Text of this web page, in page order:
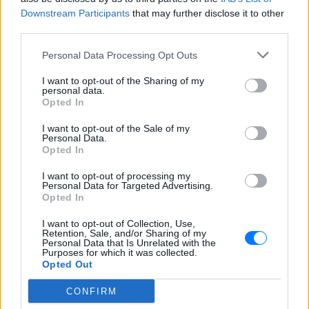
Downstream Participants that may further disclose it to other
Personal Data Processing Opt Outs
I want to opt-out of the Sharing of my
personal data.
Opted In
I want to opt-out of the Sale of my
Personal Data.
Opted In
I want to opt-out of processing my
Personal Data for Targeted Advertising.
Opted In
I want to opt-out of Collection, Use,
Retention, Sale, and/or Sharing of my
Personal Data that Is Unrelated with the
Purposes for which it was collected.
Opted Out
CONFIRM
αυνανιζόταν στη Νέα Αγχίαλο. Δείτε τις
λεπτομέρειες και την απόφαση του
Συνελήφθη για φόνο στο
Λονδίνο, αφέθηκε ελεύθερος
και σκότωσε ξανά – Η
αστυνομία ζητά συγγνώμη
Στο μεταξύ είχε επιτεθεί σε άλλες
γυναίκες μέσα σε τρένα της βρετανικής
Σούπερ μάρκετ: Μειώσεις τιμών έως 7% σε
πάνω από 1.000 προϊόντα, πότε ξεκινούν
Διευρύνεται η εθνική πρωτοβουλία για τις τιμές στο ράφι